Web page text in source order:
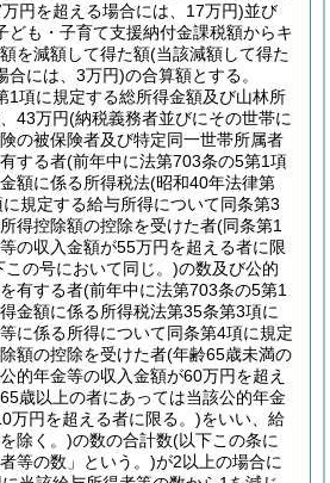
円を超える場合には、17万円)並び
ども・子育て支援納付金課税額からキ
を減額して得た額(当該減額して得た
合には、3万円)の合算額とする。
1項に規定する総所得金額及び山林所
43万円(納税義務者並びにその世帯に
の被保険者及び特定同一世帯所属者
する者(前年中に法第703条の5第1項
額に係る所得税法(昭和40年法律第
規定する給与所得について同条第3
得控除額の控除を受けた者(同条第1
の収入金額が55万円を超える者に限
この号において同じ。)の数及び公的
有する者(前年中に法第703条の5第1
金額に係る所得税法第35条第3項に
に係る所得について同条第4項に規定
額の控除を受けた者(年齢65歳未満の
的年金等の収入金額が60万円を超え
歳以上の者にあっては当該公的年金
万円を超える者に限る。)をいい、給
除く。)の数の合計数(以下この条に
等の数」という。)が2以上の場合に